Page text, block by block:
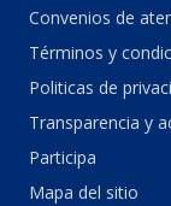
Convenios de
Términos y
Politicas de
Transparencia y
Participa
Mapa del sitio